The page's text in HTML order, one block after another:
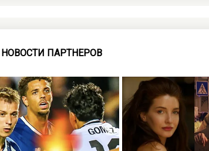
НОВОСТИ ПАРТНЕРОВ